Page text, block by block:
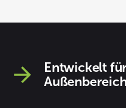
Entwickelt
Außenbereich